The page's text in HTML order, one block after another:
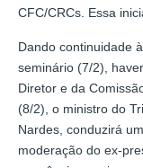
CFC/CRCs. Essa
Dando continuidade
seminário (7/2),
Diretor e da
(8/2), o ministro do
Nardes, conduzirá
moderação do ex-